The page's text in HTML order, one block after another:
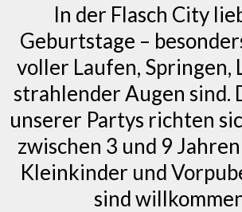
In der Flasch City
Geburtstage –
voller Laufen, Springen,
strahlender Augen sind.
unserer Partys richten
zwischen 3 und 9
Kleinkinder und
sind